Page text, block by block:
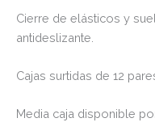
Cierre de elásticos y
antideslizante.
Cajas surtidas de 12
Media caja disponible